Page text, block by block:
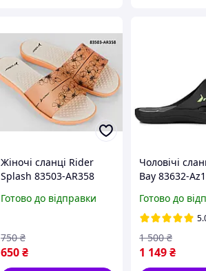
Жіночі сланці Rider
Splash 83503-AR358
Готово до відправки
650₴
750 ₴
Чоловічі
Bay 83632-
Готово до
1 149₴
1 500 ₴